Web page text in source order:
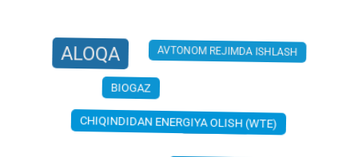
ALOQA AVTONOM REJIMDA ISHLASH
BIOGAZ
CHP PLANT
CHIQINDIDAN ENERGIYA OLISH (WTE)